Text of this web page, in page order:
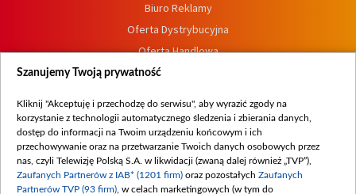
Biuro Reklamy
Oferta Dystrybucyjna
Oferta Handlowa
Dostępność
Procedura zgłoszeń wewnętrznych
Szanujemy Twoją prywatność
Kliknij "Akceptuję i przechodzę do serwisu", aby wyrazić zgody na
korzystanie z technologii automatycznego śledzenia i zbierania danych,
dostęp do informacji na Twoim urządzeniu końcowym i ich
przechowywanie oraz na przetwarzanie Twoich danych osobowych przez
nas, czyli Telewizję Polską S.A. w likwidacji (zwaną dalej również „TVP”),
Zaufanych Partnerów z IAB* (1201 firm) oraz pozostałych Zaufanych
Partnerów TVP (93 firm) , w celach marketingowych (w tym do